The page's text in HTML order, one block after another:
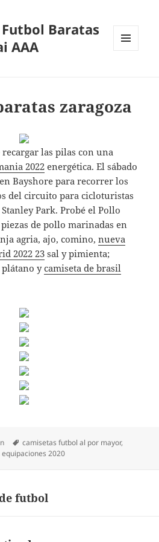
Baratas
AAA
zaragoza
las pilas con una
2022 energética. El sábado
Bayshore para recorrer los
del circuito para cicloturistas
Park. Probé el Pollo
de pollo marinadas en
agria, ajo, comino,nueva
2022 23 sal y pimienta;
plátano ycamiseta de brasil
Etiquetas
camisetas futbol al por mayor,
equipaciones 2020
futbol